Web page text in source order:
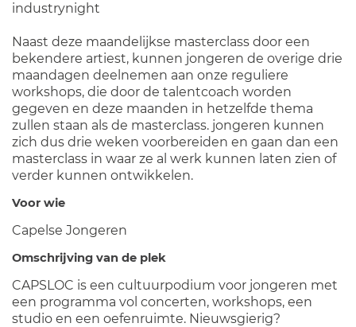
industrynight
Naast deze maandelijkse masterclass door een
bekendere artiest, kunnen jongeren de overige drie
maandagen deelnemen aan onze reguliere
workshops, die door de talentcoach worden
gegeven en deze maanden in hetzelfde thema
zullen staan als de masterclass. jongeren kunnen
zich dus drie weken voorbereiden en gaan dan een
masterclass in waar ze al werk kunnen laten zien of
verder kunnen ontwikkelen.
Voor wie
Capelse Jongeren
Omschrijving van de plek
CAPSLOC is een cultuurpodium voor jongeren met
een programma vol concerten, workshops, een
studio en een oefenruimte. Nieuwsgierig?